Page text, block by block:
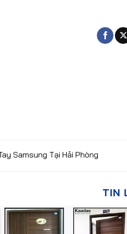
Samsung Tại Hải Phòng
TIN